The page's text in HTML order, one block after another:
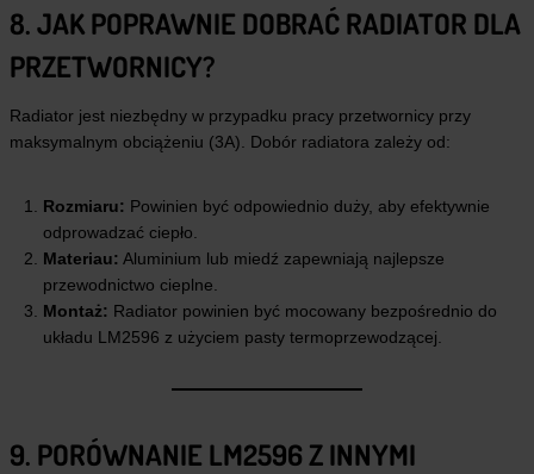
8. JAK POPRAWNIE DOBRAĆ RADIATOR DLA
PRZETWORNICY?
Radiator jest niezbędny w przypadku pracy przetwornicy przy
maksymalnym obciążeniu (3A). Dobór radiatora zależy od:
Rozmiaru: Powinien być odpowiednio duży, aby efektywnie
odprowadzać ciepło.
Materiau: Aluminium lub miedź zapewniają najlepsze
przewodnictwo cieplne.
Montaż: Radiator powinien być mocowany bezpośrednio do
układu LM2596 z użyciem pasty termoprzewodzącej.
9. PORÓWNANIE LM2596 Z INNYMI